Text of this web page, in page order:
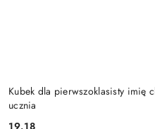
Kubek dla pierwszoklasisty imię
ucznia